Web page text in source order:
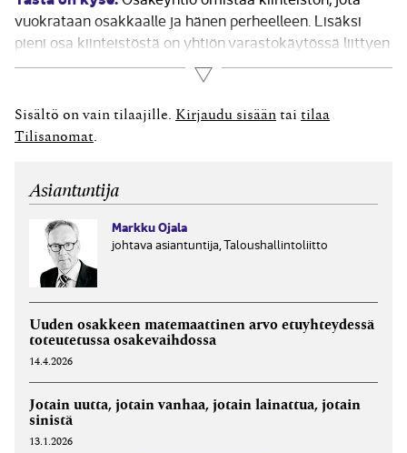
vuokrataan osakkaalle ja hänen perheelleen. Lisäksi
pieni osa kiinteistöstä on yhtiön varastokäytössä liittyen
varsinaiseen elinkeinotoimintaan. Tuleeko kiinteistön
arvo jaotella veroilmoituksella osin
käyttöomaisuuteen/kiinteistöön ja osin muuhun
omaisuuteen? Vai ratkaiseeko ”pääasiallinen” käyttö eli
Lue lisää
Sisältö on vain tilaajille. Kirjaudu sisään tai tilaa
Tilisanomat
Asiantuntija
Markku Ojala
johtava asiantuntija, Taloushallintoliitto
Uuden osakkeen matemaattinen arvo etuyhteydessä
toteutetussa osakevaihdossa
14.4.2026
Jotain uutta, jotain vanhaa, jotain lainattua, jotain
sinistä
13.1.2026